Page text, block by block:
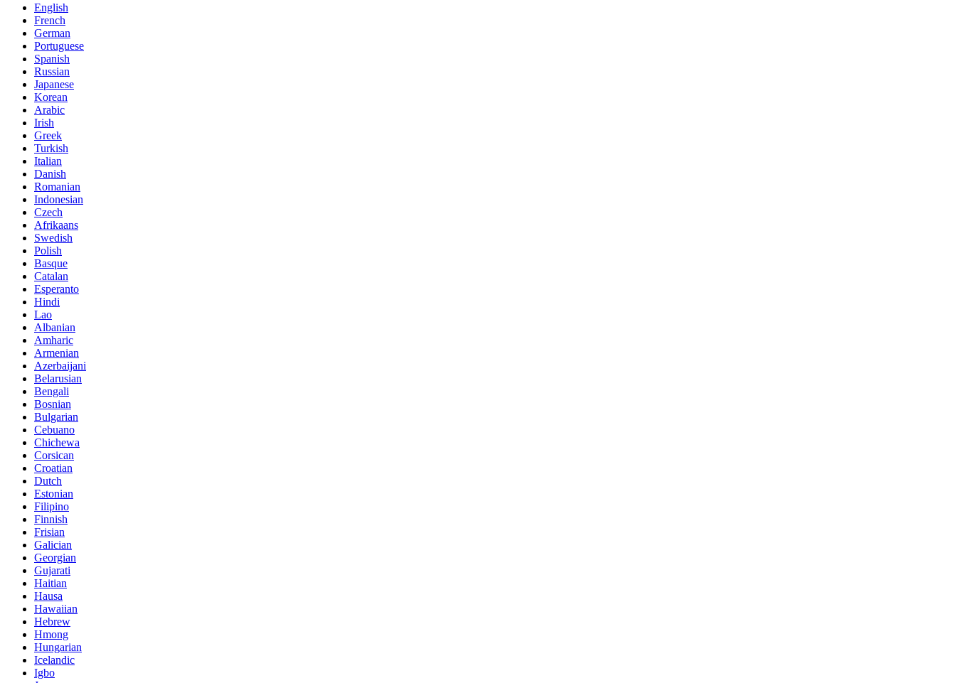
English
French
German
Portuguese
Spanish
Russian
Japanese
Korean
Arabic
Irish
Greek
Turkish
Italian
Danish
Romanian
Indonesian
Czech
Afrikaans
Swedish
Polish
Basque
Catalan
Esperanto
Hindi
Lao
Albanian
Amharic
Armenian
Azerbaijani
Belarusian
Bengali
Bosnian
Bulgarian
Cebuano
Chichewa
Corsican
Croatian
Dutch
Estonian
Filipino
Finnish
Frisian
Galician
Georgian
Gujarati
Haitian
Hausa
Hawaiian
Hebrew
Hmong
Hungarian
Icelandic
Igbo